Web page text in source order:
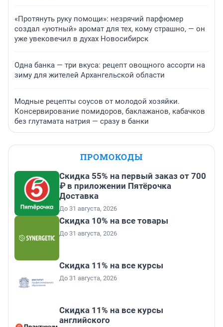
«Протянуть руку помощи»: незрячий парфюмер
создал «уютный» аромат для тех, кому страшно, — он
уже увековечил в духах Новосибирск
Одна банка — три вкуса: рецепт овощного ассорти на
зиму для жителей Архангельской области
Модные рецепты соусов от молодой хозяйки.
Консервирование помидоров, баклажанов, кабачков
без глутамата натрия — сразу в банки
ПРОМОКОДЫ
Скидка 55% на первый заказ от 700
₽ в приложении Пятёрочка
Доставка
До 31 августа, 2026
Скидка 10% на все товары
До 31 августа, 2026
Скидка 11% на все курсы
До 31 августа, 2026
Скидка 11% на все курсы
английского